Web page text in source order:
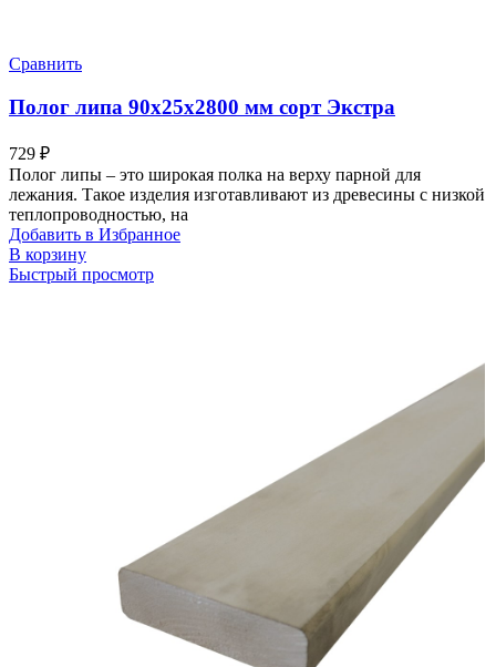
Сравнить
Полог липа 90х25х2800 мм сорт Экстра
729 ₽
Полог липы – это широкая полка на верху парной для
лежания. Такое изделия изготавливают из древесины с низкой
теплопроводностью, на
Добавить в Избранное
В корзину
Быстрый просмотр